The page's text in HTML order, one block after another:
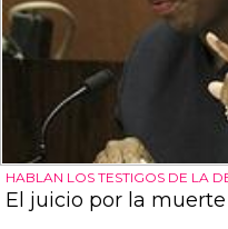
HABLAN LOS TESTIGOS DE LA
El juicio por la